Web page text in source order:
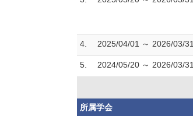
4. 2025/04/01 ～ 2026/03/31
5. 2024/05/20 ～ 2026/03/31
所属学会